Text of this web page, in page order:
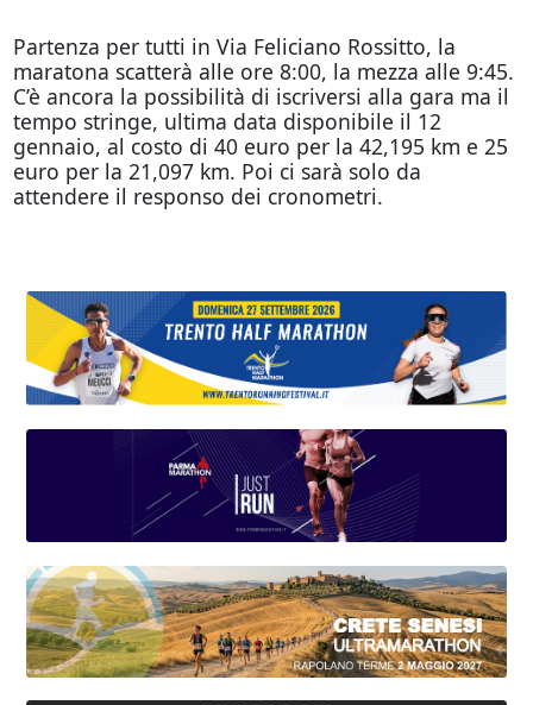
Partenza per tutti in Via Feliciano Rossitto, la
maratona scatterà alle ore 8:00, la mezza alle 9:45.
C’è ancora la possibilità di iscriversi alla gara ma il
tempo stringe, ultima data disponibile il 12
gennaio, al costo di 40 euro per la 42,195 km e 25
euro per la 21,097 km. Poi ci sarà solo da
attendere il responso dei cronometri.